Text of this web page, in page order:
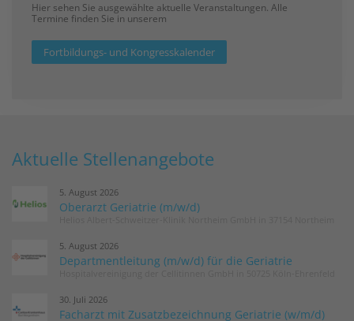
Hier sehen Sie ausgewählte aktuelle Veranstaltungen. Alle
Termine finden Sie in unserem
Fortbildungs- und Kongresskalender
Aktuelle Stellenangebote
5. August 2026
Oberarzt Geriatrie (m/w/d)
5. August 2026
Departmentleitung (m/w/d) für die Geriatrie
30. Juli 2026
Facharzt mit Zusatzbezeichnung Geriatrie (w/m/d)